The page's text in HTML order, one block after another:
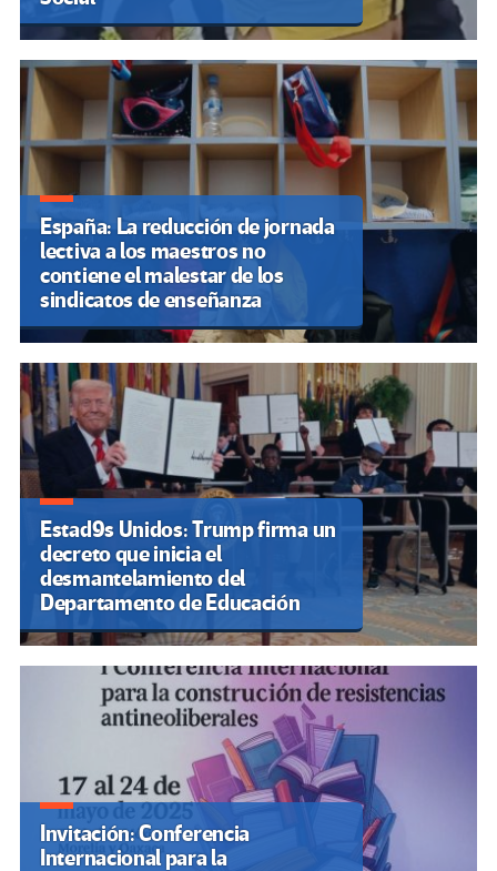
España: La reducción de jornada
lectiva a los maestros no
contiene el malestar de los
sindicatos de enseñanza
Estad9s Unidos: Trump firma un
decreto que inicia el
desmantelamiento del
Departamento de Educación
Invitación: Conferencia
Internacional para la